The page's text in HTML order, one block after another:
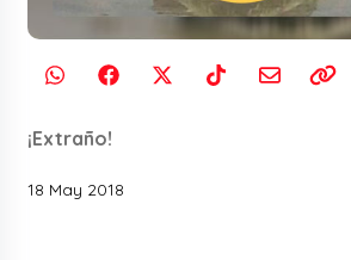
¡Extraño!
18 May 2018